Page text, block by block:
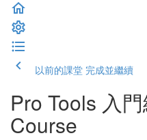
以前的課堂 完成並繼續
Pro Tools 入
Course